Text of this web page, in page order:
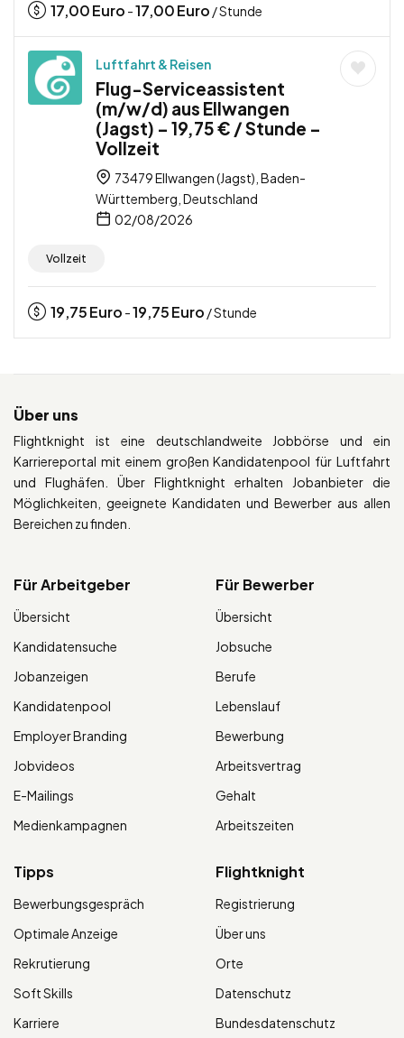
17,00Euro -17,00Euro / Stunde
Luftfahrt & Reisen
Flug-Serviceassistent
(m/w/d) aus Ellwangen
(Jagst) – 19,75 € / Stunde –
Vollzeit
73479 Ellwangen (Jagst), Baden-
Württemberg, Deutschland
02/08/2026
Vollzeit
19,75Euro -19,75Euro / Stunde
Über uns
Flightknight ist eine deutschlandweite Jobbörse und ein
Karriereportal mit einem großen Kandidatenpool für Luftfahrt
und Flughäfen. Über Flightknight erhalten Jobanbieter die
Möglichkeiten, geeignete Kandidaten und Bewerber aus allen
Bereichen zu finden.
Für Arbeitgeber
Übersicht
Kandidatensuche
Jobanzeigen
Kandidatenpool
Employer Branding
Jobvideos
E-Mailings
Medienkampagnen
Für Bewerber
Übersicht
Jobsuche
Berufe
Lebenslauf
Bewerbung
Arbeitsvertrag
Gehalt
Arbeitszeiten
Tipps
Bewerbungsgespräch
Optimale Anzeige
Rekrutierung
Soft Skills
Karriere
Flightknight
Registrierung
Über uns
Orte
Datenschutz
Bundesdatenschutz